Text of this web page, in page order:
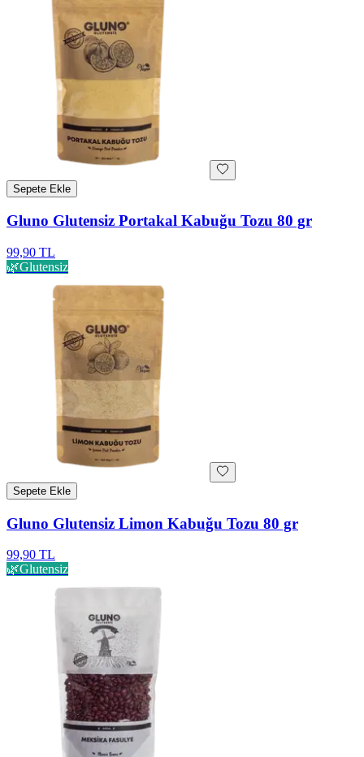
Sepete Ekle
Gluno Glutensiz Portakal Kabuğu Tozu 80 gr
99,90 TL
🌿Glutensiz
Sepete Ekle
Gluno Glutensiz Limon Kabuğu Tozu 80 gr
99,90 TL
🌿Glutensiz